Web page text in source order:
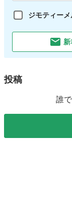
ジモティー
投稿
誰